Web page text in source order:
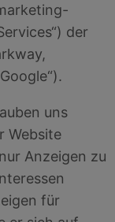
der
uns
Website
Anzeigen zu
für